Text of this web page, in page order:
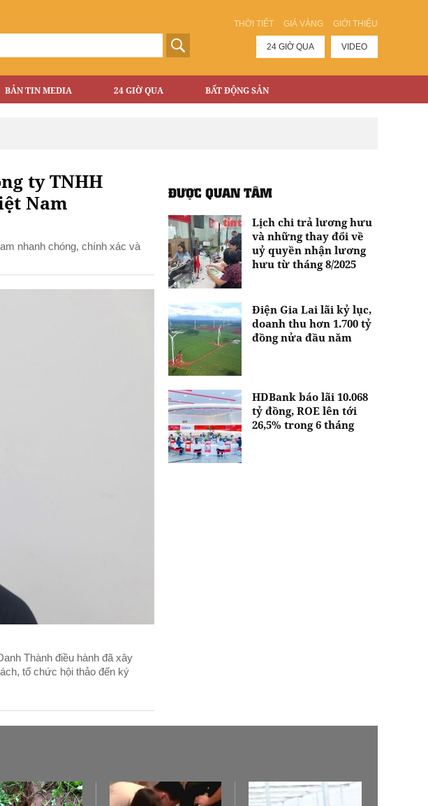
THỜI TIẾT GIÁ VÀNG GIỚI THIỆU
24 GIỜ QUA VIDEO
BẢN TIN MEDIA 24 GIỜ QUA BẤT ĐỘNG SẢN
ty TNHH
Nam
nhanh chóng, chính xác và
Thành điều hành đã xây
tổ chức hội thảo đến ký
ĐƯỢC QUAN TÂM
Lịch chi trả lương hưu
và những thay đổi về
uỷ quyền nhận lương
hưu từ tháng 8/2025
Điện Gia Lai lãi kỷ lục,
doanh thu hơn 1.700 tỷ
đồng nửa đầu năm
HDBank báo lãi 10.068
tỷ đồng, ROE lên tới
26,5% trong 6 tháng